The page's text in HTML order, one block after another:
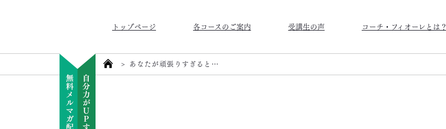
トップページ 各コースのご案内 受講生の声 コーチ・フィオーレとは？
> あなたが頑張りすぎると…